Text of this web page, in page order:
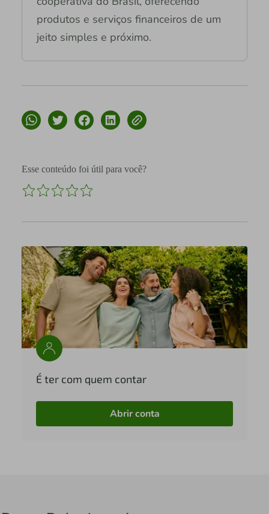
produtos e serviços financeiros de um
jeito simples e próximo.
Esse conteúdo foi útil para você?
É ter com quem contar
Abrir conta